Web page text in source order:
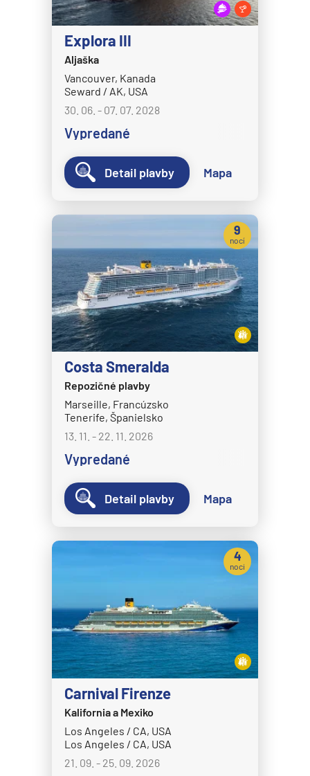
MSC Cruises
MSC Armonia
MSC Bellissima
MSC Divina
MSC Euribia
MSC Fantasia
MSC Grandiosa
MSC Lirica
MSC Musica
MSC Opera
MSC Orchestra
MSC Poesia
MSC Preziosa
MSC Seascape
MSC Seashore
MSC Seaside
MSC Seaview
MSC Sinfonia
MSC Splendida
MSC Virtuosa
MSC World Europa
Norwegian Cruise Line
Norwegian Aqua
Norwegian Aura
Norwegian Bliss
Norwegian Breakaway
Norwegian Dawn
Norwegian Encore
Explora III
Aljaška
Vancouver, Kanada
Seward / AK, USA
30. 06. - 07. 07. 2028
Vypredané
Detail plavby Mapa
Costa Smeralda
Repozičné plavby
Marseille, Francúzsko
Tenerife, Španielsko
13. 11. - 22. 11. 2026
Vypredané
9
nocí
Detail plavby Mapa
Carnival Firenze
Kalifornia a Mexiko
Los Angeles / CA, USA
Los Angeles / CA, USA
21. 09. - 25. 09. 2026
4
noci